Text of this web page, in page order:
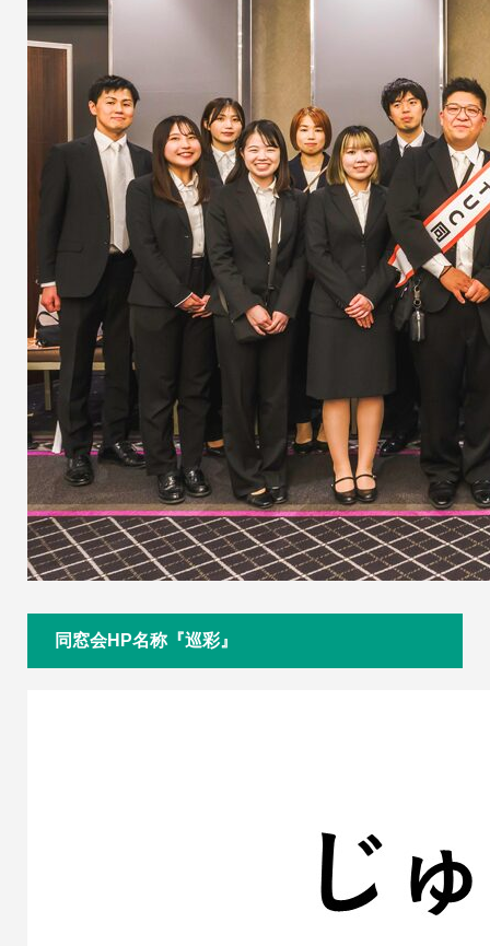
同窓会HP名称『巡彩』